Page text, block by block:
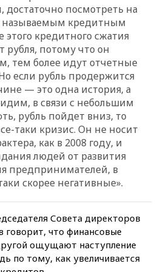
посмотреть на
называемым кредитным
этого кредитного сжатия
потому что он
тем более идут отчетные
если рубль продержится
— это одна история, а
в связи с небольшим
рубль пойдет вниз, то
таки кризис. Он не носит
как в 2008 году, и
людей от развития
предпринимателей, в
скорее негативные».
Совета директоров
говорит, что финансовые
ощущают наступление
по тому, как увеличивается